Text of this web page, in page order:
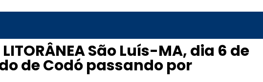
São Luís-MA, dia 6 de
de Codó passando por